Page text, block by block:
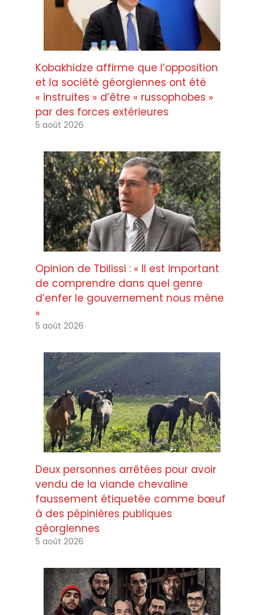
Kobakhidze affirme que l’opposition
et la société géorgiennes ont été
« instruites » d’être « russophobes »
par des forces extérieures
5 août 2026
Opinion de Tbilissi : « Il est important
de comprendre dans quel genre
d’enfer le gouvernement nous mène
»
5 août 2026
Deux personnes arrêtées pour avoir
vendu de la viande chevaline
faussement étiquetée comme bœuf
à des pépinières publiques
géorgiennes
5 août 2026